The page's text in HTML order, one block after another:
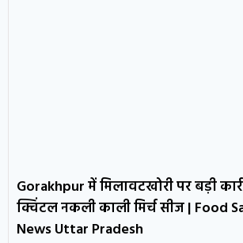
Gorakhpur में मिलावटखोरी पर बड़ी
क्विंटल नकली काली मिर्च सीज | Food
News Uttar Pradesh